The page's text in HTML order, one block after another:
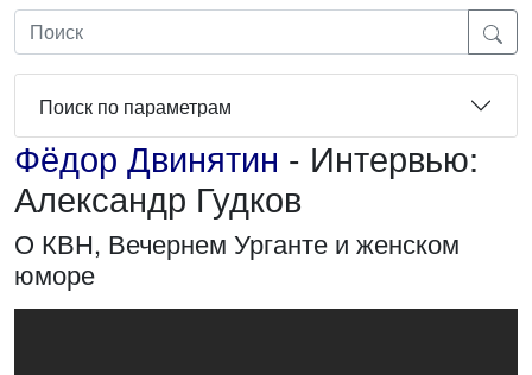
Поиск по параметрам
Фёдор Двинятин - Интервью:
Александр Гудков
О КВН, Вечернем Урганте и женском
юморе